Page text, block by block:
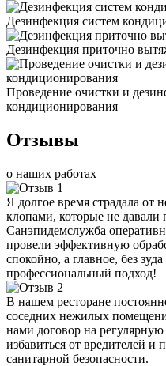
Дезинфекция систем
Дезинфекция приточно
Проведение очистки и
кондиционирования
Отзывы
о наших работах
Я долгое время страдала от
клопами, которые не
Санэпидемслужба
провели эффективную
спокойно, а главное, без
профессиональный подход!
В нашем ресторане
соседних нежилых
нами договор на
избавиться от вредителей и
санитарной безопасности.